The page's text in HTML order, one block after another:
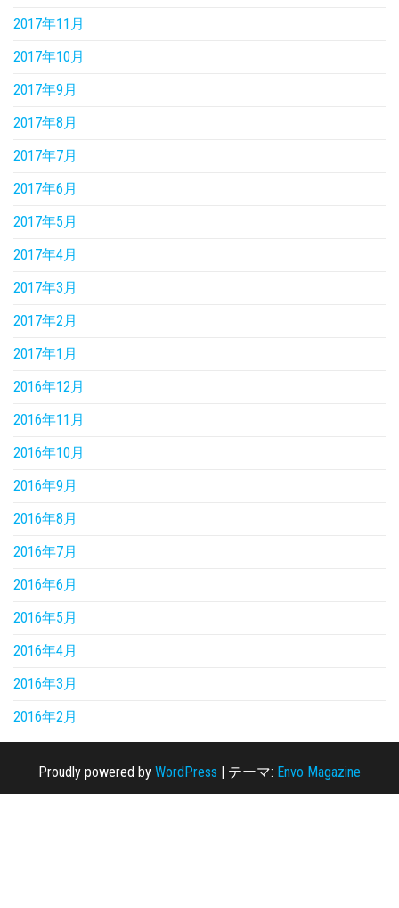
2017年11月
2017年10月
2017年9月
2017年8月
2017年7月
2017年6月
2017年5月
2017年4月
2017年3月
2017年2月
2017年1月
2016年12月
2016年11月
2016年10月
2016年9月
2016年8月
2016年7月
2016年6月
2016年5月
2016年4月
2016年3月
2016年2月
Proudly powered by WordPress | テーマ: Envo Magazine